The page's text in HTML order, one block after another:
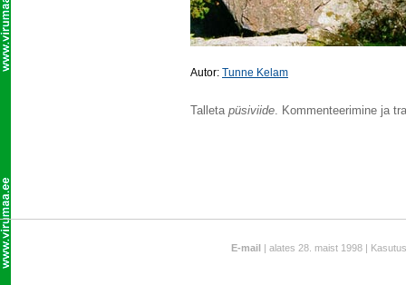
Autor: Tunne Kelam
Talleta püsiviide. Kommenteerimine ja
E-mail | alates 28. maist 1998 |